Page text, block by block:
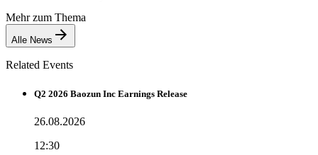
Mehr zum Thema
Alle News
Related Events
Q2 2026 Baozun Inc Earnings Release
26.08.2026
12:30